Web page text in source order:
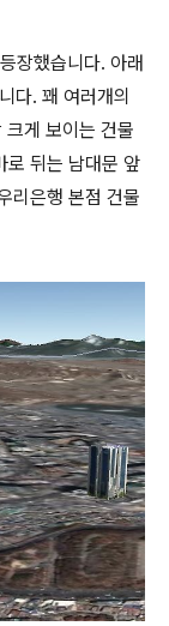
장했습니다. 아래
다. 꽤 여러개의
게 보이는 건물
로 뒤는 남대문 앞
리은행 본점 건물